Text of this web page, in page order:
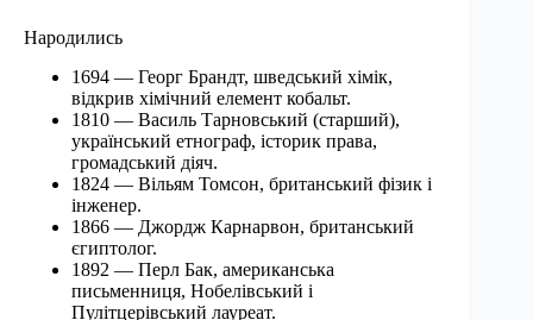
Народились
1694 — Георг Брандт, шведський хімік,
відкрив хімічний елемент кобальт.
1810 — Василь Тарновський (старший),
український етнограф, історик права,
громадський діяч.
1824 — Вільям Томсон, британський фізик і
інженер.
1866 — Джордж Карнарвон, британський
єгиптолог.
1892 — Перл Бак, американська
письменниця, Нобелівський і
Пулітцерівський лауреат.